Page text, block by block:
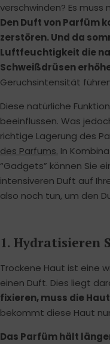
verschwinden? Es muss
Den Duft von Parfüm
zerstören. Und da
Luftfeuchtigkeit die
Schweißdrüsen
Geruchsintensität
Diese natürliche
beeinflussen. Was
richtige Lagerung des
des Parfums. In
“Gadgets” können Sie
intensiveren Duft auf
also noch tun, um den
1. Hydratisieren
Trockene Haut ist eine
einen Duft. Dies liegt
fixieren, muss die
bekommt diese Haut
Das Parfüm hält